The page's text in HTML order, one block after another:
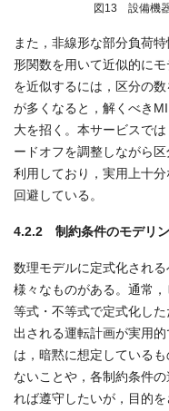
図13 設備機
また，非線形な部分負荷
形関数を用いて近似的に
を近似するには，区分の
が多くなると，解くべき
大を招く。本サービスで
ードオフを調整しながら
利用しており，実用上十
回避している。
4.2.2 制約条件のモデリ
数理モデルに定式化され
様々なものがある。通常
等式・不等式で定式化し
出される運転計画が実用
は，暗黙に想定している
ないことや，各制約条件
れば遵守したいが，目的